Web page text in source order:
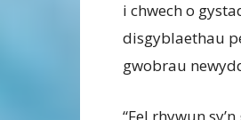
i chwech o
disgyblaethau
gwobrau